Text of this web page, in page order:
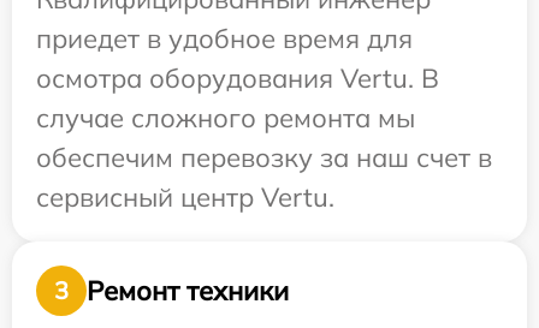
приедет в удобное время для
осмотра оборудования Vertu. В
случае сложного ремонта мы
обеспечим перевозку за наш счет в
сервисный центр Vertu.
3
Ремонт техники